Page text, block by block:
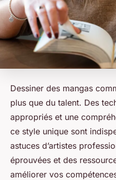
Dessiner des mangas
plus que du talent. Des
appropriés et une
ce style unique sont
astuces d’artistes
éprouvées et des
améliorer vos